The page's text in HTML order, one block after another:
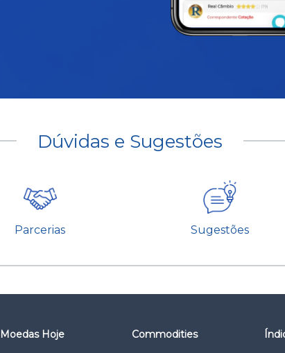
Dúvidas e Sugestões
Parcerias Sugestões
Moedas Hoje Commodities